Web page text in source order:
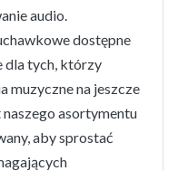
audio.
dostępne
dla tych, którzy
muzyczne na jeszcze
asortymentu
aby sprostać